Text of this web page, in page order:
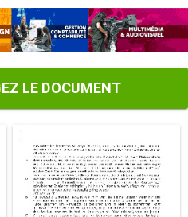
LE DOCUMENT